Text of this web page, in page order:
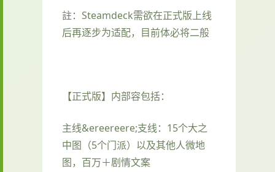
註：Steamdeck需欲在正式版上线
后再逐步为适配，目前体必将二般
【正式版】内部容包括：
主线&ereereere;支线：15个大之
中图（5个门派）以及其他人微地
图，百万＋剧情文案